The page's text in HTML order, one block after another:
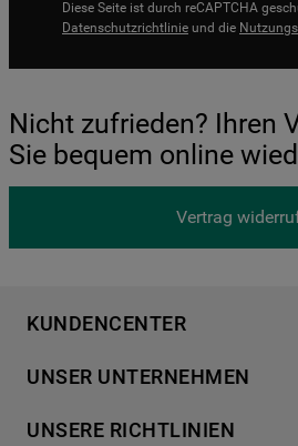
Diese Seite ist durch reCAPTCHA
Datenschutzrichtlinie und die
Nicht zufrieden? Ihren
Sie bequem online
Vertrag
KUNDENCENTER
Händlersuche
Häufige Fragen
UNSER UNTERNEHMEN
Für Händler
UNSERE RICHTLINIEN